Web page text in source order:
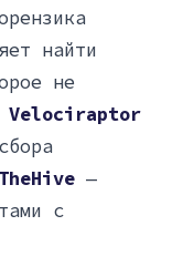
найти
не
Velociraptor
TheHive —
с